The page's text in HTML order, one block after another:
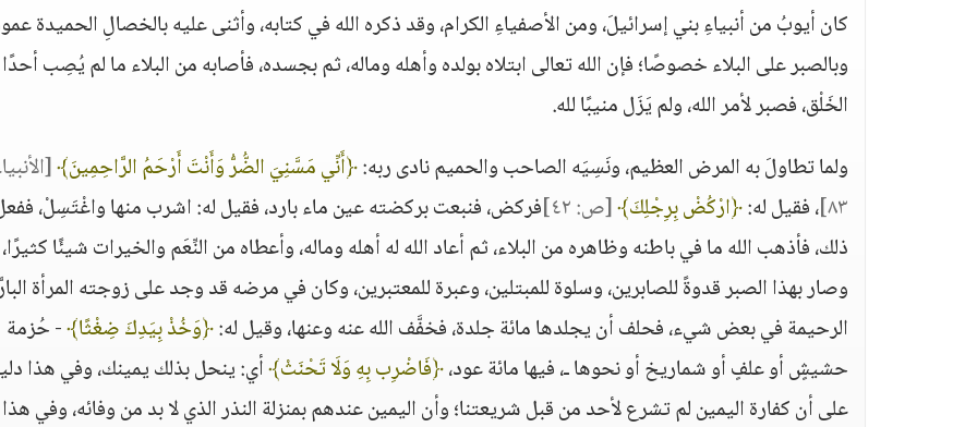
كان أيوبُ من أنبياءِ بني إسرائيلَ، ومن الأصفياءِ الكرام، وقد ذكره الله في كتابه، وأثنى عليه بالخصالِ الحميدة
وبالصبر على البلاء خصوصًا؛ فإن الله تعالى ابتلاه بولده وأهله وماله، ثم بجسده، فأصابه من البلاء ما لم يُصِب
الخَلْق، فصبر لأمر الله، ولم يَزَل منيبًا لله.
ولما تطاولَ به المرض العظيم، ونَسِيَه الصاحب والحميم نادى ربه:﴿أَنِّي مَسَّنِيَ الضُّرُّ وَأَنْتَ أَرْحَمُ الرَّاحِمِينَ﴾
٨٣] ، فقيل له:﴿ارْكُضْ بِرِجْلِكَ﴾[ص: ٤٢]
فركض، فنبعت بركضته عين ماء بارد، فقيل له: اشرب منها واغْتَسِلْ،
ذلك، فأذهب الله ما في باطنه وظاهره من البلاء، ثم أعاد الله له أهله وماله، وأعطاه من النِّعَم والخيرات شيئًا كثيرًا،
وصار بهذا الصبر قدوةً للصابرين، وسلوة للمبتلين، وعبرة للمعتبرين، وكان في مرضه قد وجد على زوجته المرأة
الرحيمة في بعض شيء، فحلف أن يجلدها مائة جلدة، فخفَّف الله عنه وعنها، وقيل له:﴿وَخُذْ بِيَدِكَ ضِغْثًا﴾- حُزمة
حشيشٍ أو علفٍ أو شماريخ أو نحوها ـ، فيها مائة عود،﴿فَاضْرِب بِهِ وَلَا تَحْنَثْ﴾أي: ينحل بذلك يمينك، وفي هذا
على أن كفارة اليمين لم تشرع لأحد من قبل شريعتنا؛ وأن اليمين عندهم بمنزلة النذر الذي لا بد من وفائه، وفي